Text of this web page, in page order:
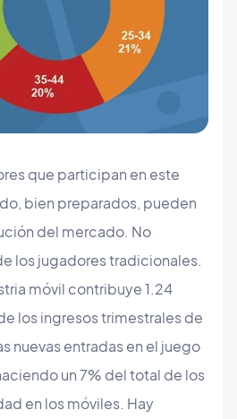
que participan en este
bien preparados, pueden
del mercado. No
los jugadores tradicionales.
móvil contribuye 1.24
los ingresos trimestrales de
nuevas entradas en el juego
un 7% del total de los
en los móviles. Hay